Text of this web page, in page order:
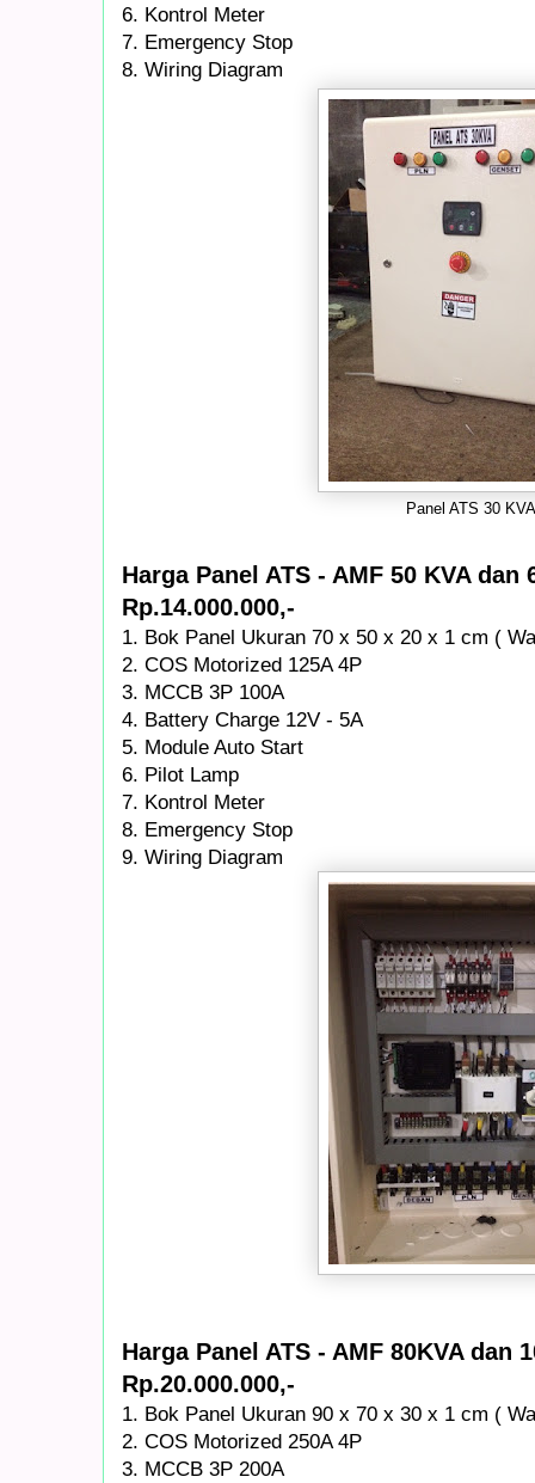
6. Kontrol Meter
7. Emergency Stop
8. Wiring Diagram
Panel ATS 30
Harga Panel ATS - AMF 50 KVA dan
Rp.14.000.000,-
1. Bok Panel Ukuran 70 x 50 x 20 x 1 cm (
2. COS Motorized 125A 4P
3. MCCB 3P 100A
4. Battery Charge 12V - 5A
5. Module Auto Start
6. Pilot Lamp
7. Kontrol Meter
8. Emergency Stop
9. Wiring Diagram
Harga Panel ATS - AMF 80KVA dan
Rp.20.000.000,-
1. Bok Panel Ukuran 90 x 70 x 30 x 1 cm (
2. COS Motorized 250A 4P
3. MCCB 3P 200A